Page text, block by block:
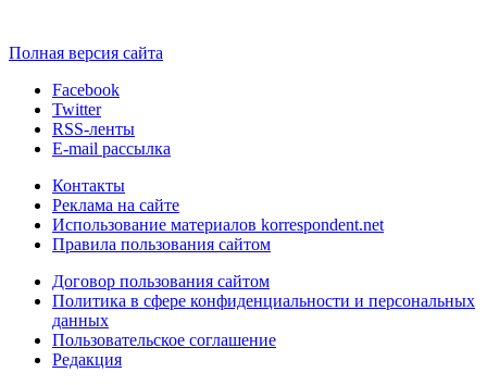
Полная версия сайта
Facebook
Twitter
RSS-ленты
E-mail рассылка
Контакты
Реклама на сайте
Использование материалов korrespondent.net
Правила пользования сайтом
Договор пользования сайтом
Политика в сфере конфиденциальности и персональных
данных
Пользовательское соглашение
Редакция